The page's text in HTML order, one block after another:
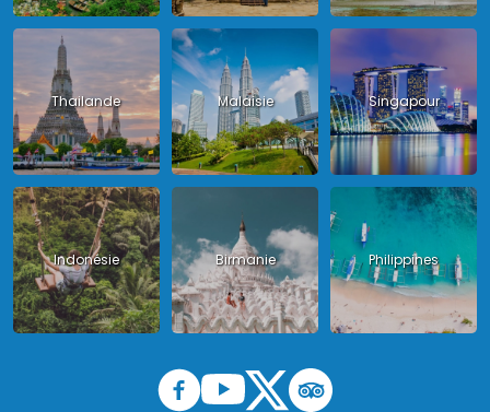
Thailande Malaisie Singapour
Indonésie Birmanie Philippines